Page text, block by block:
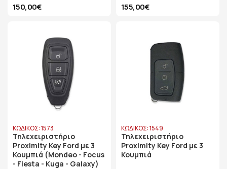
150,00€ 155,00€
ΚΩΔΙΚΟΣ: 1573
Τηλεχειριστήριο
Proximity Key Ford με 3
Κουμπιά (Mondeo - Focus
- Fiesta - Kuga - Galaxy)
ΚΩΔΙΚΟΣ: 1549
Τηλεχειριστήριο
Proximity Key Ford με 3
Κουμπιά